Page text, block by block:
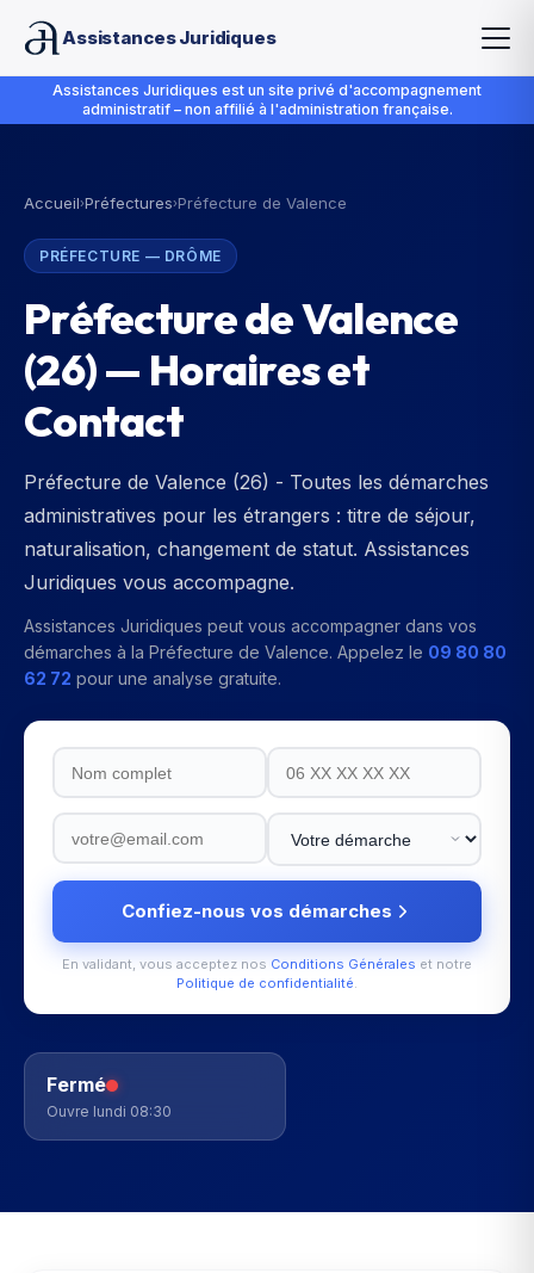
Assistances Juridiques
Assistances Juridiques est un site privé d'accompagnement
administratif – non affilié à l'administration française.
Accueil›Préfectures›Préfecture de Valence
PRÉFECTURE — DRÔME
Préfecture de Valence
(26) — Horaires et
Contact
Préfecture de Valence (26) - Toutes les démarches
administratives pour les étrangers : titre de séjour,
naturalisation, changement de statut. Assistances
Juridiques vous accompagne.
Assistances Juridiques peut vous accompagner dans vos
démarches à la Préfecture de Valence. Appelez le 09 80 80
62 72 pour une analyse gratuite.
Confiez-nous vos démarches
En validant, vous acceptez nos Conditions Générales et notre
Politique de confidentialité.
Fermé
Ouvre lundi 08:30